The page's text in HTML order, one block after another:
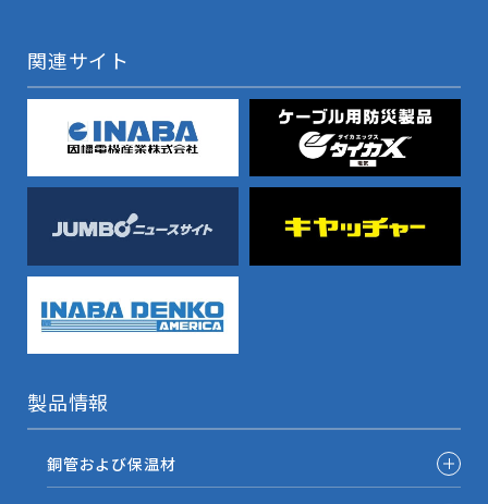
関連サイト
製品情報
銅管および保温材